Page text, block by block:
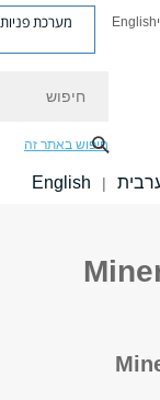
English מערכת פניות
חיפוש באתר זה
|
English